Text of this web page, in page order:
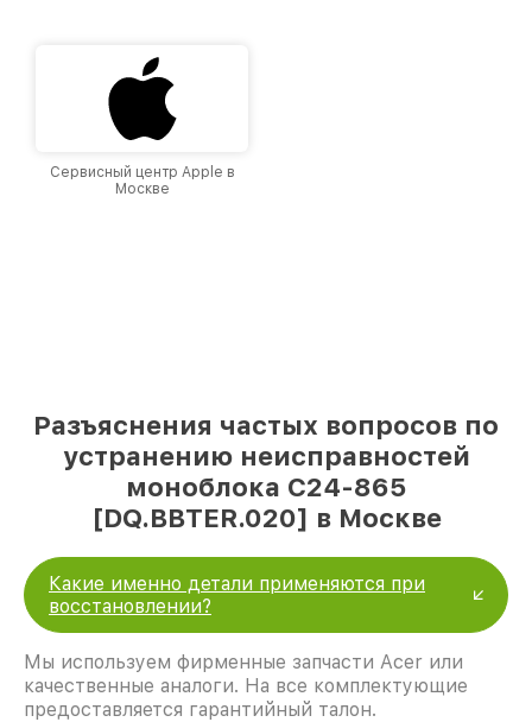
Сервисный центр Apple в
Москве
Разъяснения частых вопросов по
устранению неисправностей
моноблока C24-865
[DQ.BBTER.020] в Москве
Какие именно детали применяются при
восстановлении?
Мы используем фирменные запчасти Acer или
качественные аналоги. На все комплектующие
предоставляется гарантийный талон.